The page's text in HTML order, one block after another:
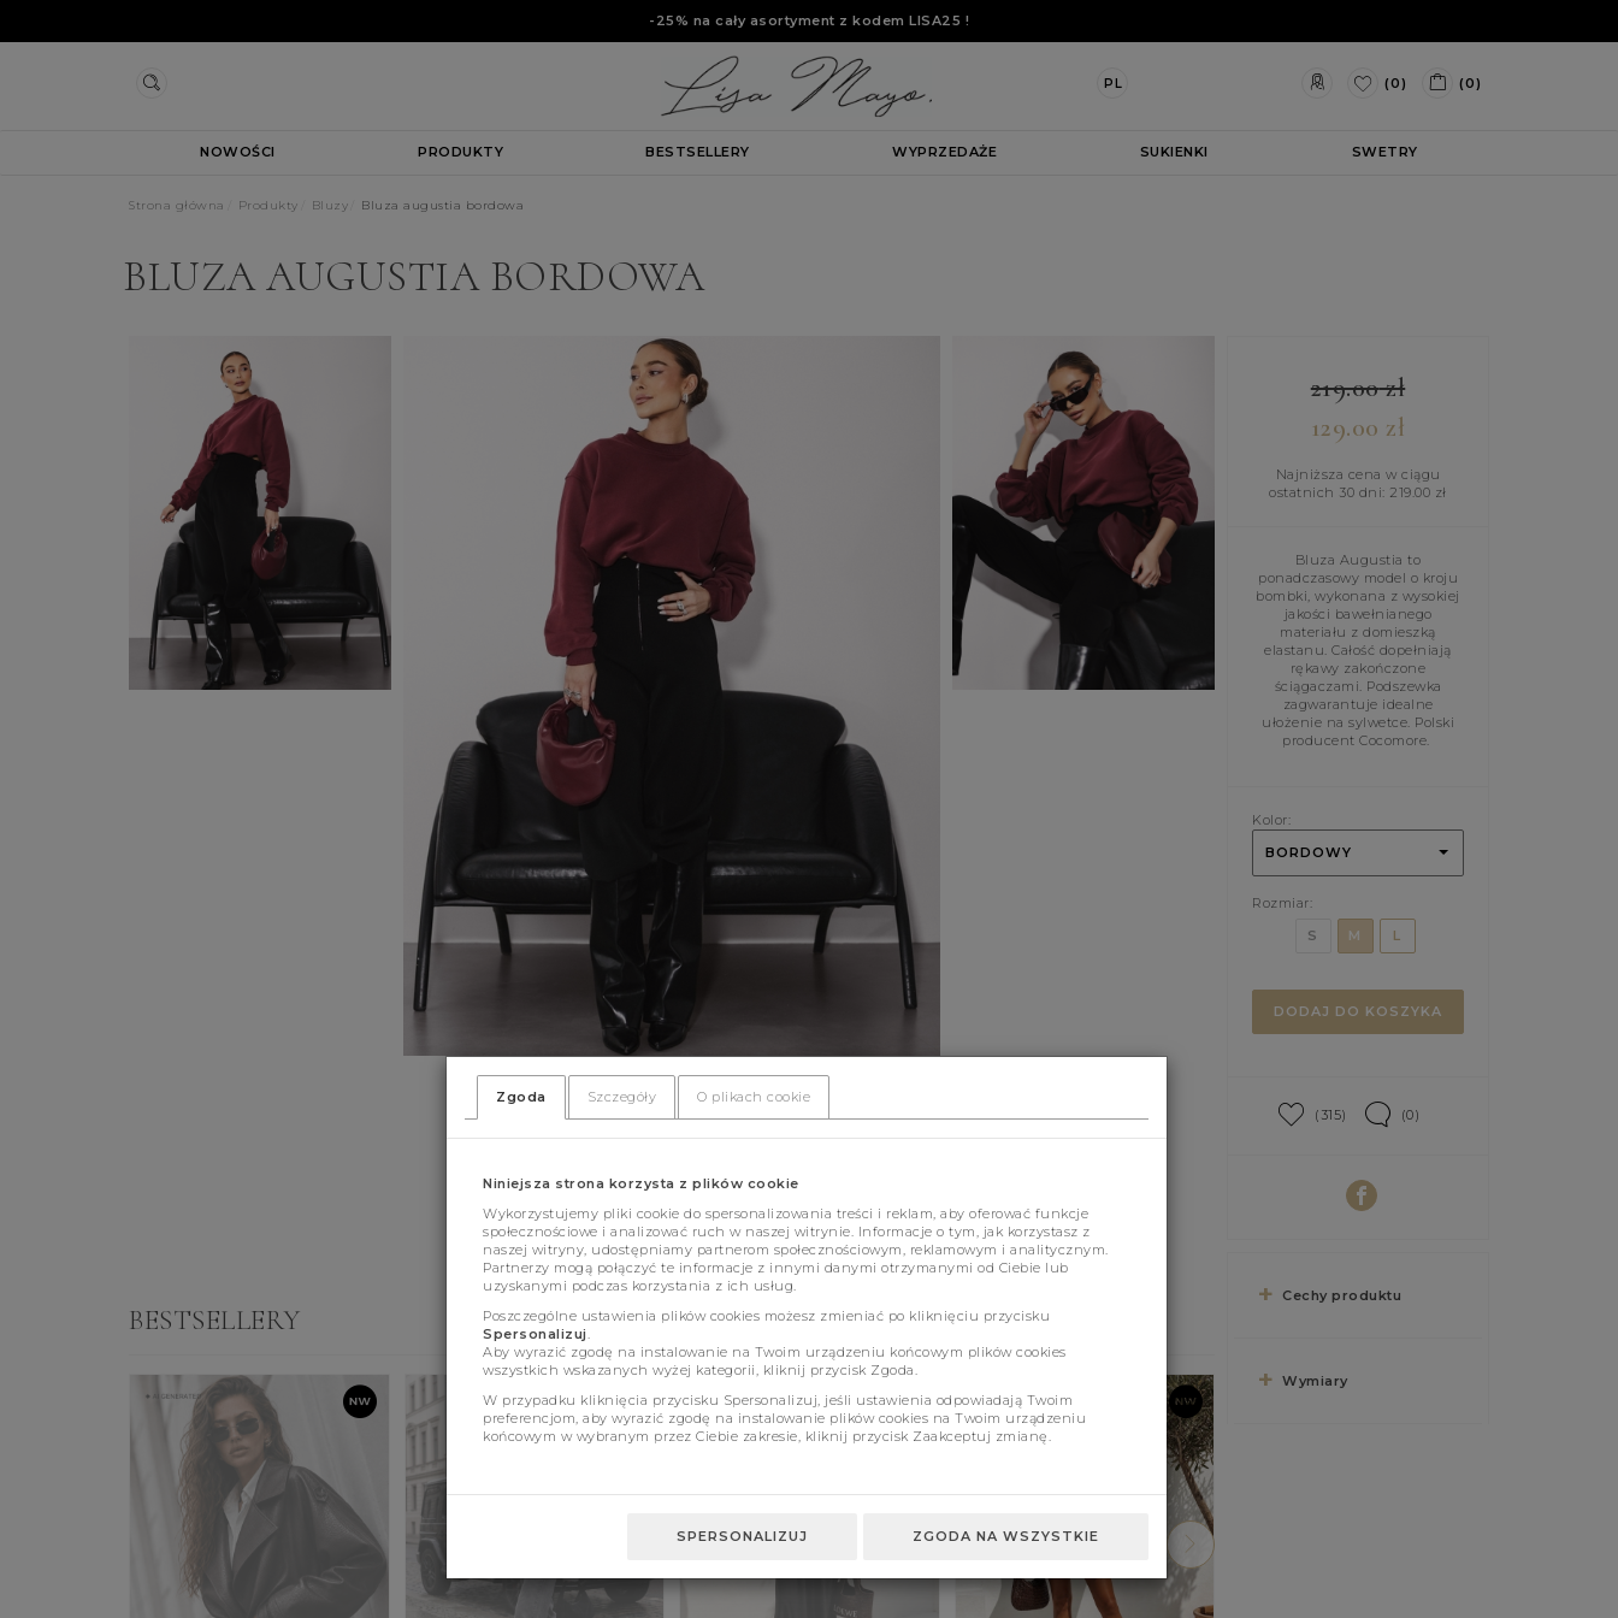
-25% na cały asortyment z kodem LISA25 !
PL (0) (0)
NOWOŚCI PRODUKTY BESTSELLERY WYPRZEDAŻE SUKIENKI SWETRY
Strona główna Produkty Bluzy Bluza augustia bordowa
BLUZA AUGUSTIA BORDOWA
219.00zł
129.00 zł
Najniższa cena w ciągu
ostatnich 30 dni: 219.00 zł
Bluza Augustia to
ponadczasowy model o kroju
bombki, wykonana z wysokiej
jakości bawełnianego
materiału z domieszką
elastanu. Całość dopełniają
rękawy zakończone
ściągaczami. Podszewka
zagwarantuje idealne
ułożenie na sylwetce. Polski
producent Cocomore.
Kolor:
BORDOWY
Rozmiar:
S
M L
DODAJ DO KOSZYKA
(315) (0)
Cechy produktu
Wymiary
BESTSELLERY
Zgoda Szczegóły O plikach cookie
Niniejsza strona korzysta z plików cookie
Wykorzystujemy pliki cookie do spersonalizowania treści i reklam, aby oferować funkcje
społecznościowe i analizować ruch w naszej witrynie. Informacje o tym, jak korzystasz z
naszej witryny, udostępniamy partnerom społecznościowym, reklamowym i analitycznym.
Partnerzy mogą połączyć te informacje z innymi danymi otrzymanymi od Ciebie lub
uzyskanymi podczas korzystania z ich usług.
Poszczególne ustawienia plików cookies możesz zmieniać po kliknięciu przycisku
Spersonalizuj.
Aby wyrazić zgodę na instalowanie na Twoim urządzeniu końcowym plików cookies
wszystkich wskazanych wyżej kategorii, kliknij przycisk Zgoda.
W przypadku kliknięcia przycisku Spersonalizuj, jeśli ustawienia odpowiadają Twoim
preferencjom, aby wyrazić zgodę na instalowanie plików cookies na Twoim urządzeniu
końcowym w wybranym przez Ciebie zakresie, kliknij przycisk Zaakceptuj zmianę.
SPERSONALIZUJ ZGODA NA WSZYSTKIE